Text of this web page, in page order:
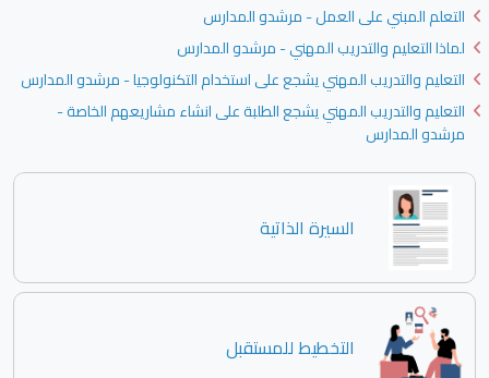
التعلم المبني على العمل - مرشدو المدارس
لماذا التعليم والتدريب المهني - مرشدو المدارس
التعليم والتدريب المهني يشجع على استخدام التكنولوجيا - مرشدو المدارس
التعليم والتدريب المهني يشجع الطلبة على انشاء مشاريعهم الخاصة -
مرشدو المدارس
السيرة الذاتية
التخطيط للمستقبل